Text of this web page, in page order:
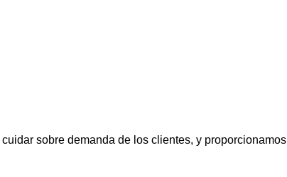
sobre demanda de los clientes, y proporcionamos